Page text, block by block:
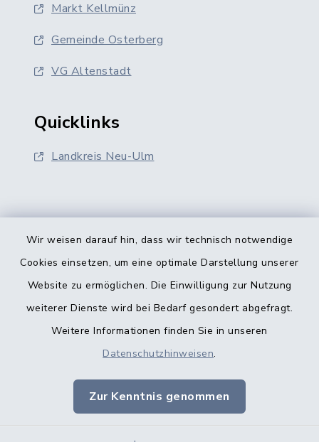
Wir weisen darauf hin, dass wir technisch notwendige
Cookies einsetzen, um eine optimale Darstellung unserer
Website zu ermöglichen. Die Einwilligung zur Nutzung
weiterer Dienste wird bei Bedarf gesondert abgefragt.
Weitere Informationen finden Sie in unseren
Datenschutzhinweisen.
Zur Kenntnis genommen
Markt Kellmünz
Gemeinde Osterberg
VG Altenstadt
Quicklinks
Landkreis Neu-Ulm
Kontakt
Datenschutz
Impressum